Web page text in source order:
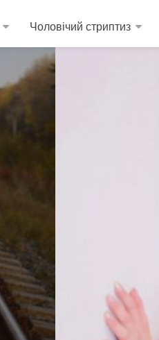
Чоловічий стриптиз